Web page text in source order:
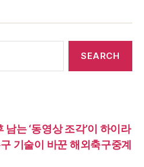
는 ‘동영상 조각’이 하이라
기술이 바꾼 해외축구중계